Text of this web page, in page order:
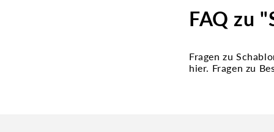
FAQ zu
Fragen zu
hier. Fragen zu